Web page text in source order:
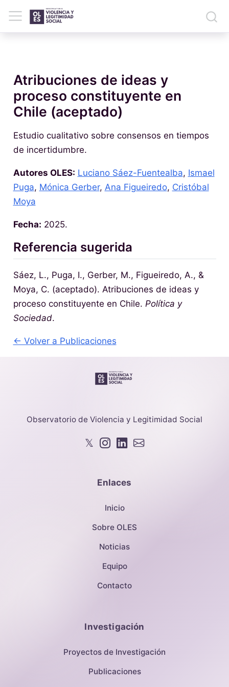
Atribuciones de ideas y
proceso constituyente en
Chile (aceptado)
Estudio cualitativo sobre consensos en tiempos
de incertidumbre.
Autores OLES: Luciano Sáez-Fuentealba, Ismael
Puga, Mónica Gerber, Ana Figueiredo, Cristóbal
Moya
Fecha: 2025.
Referencia sugerida
Sáez, L., Puga, I., Gerber, M., Figueiredo, A., &
Moya, C. (aceptado). Atribuciones de ideas y
proceso constituyente en Chile. Política y
Sociedad.
← Volver a Publicaciones
Observatorio de Violencia y Legitimidad Social
𝕏
Enlaces
Inicio
Sobre OLES
Noticias
Equipo
Contacto
Investigación
Proyectos de Investigación
Publicaciones